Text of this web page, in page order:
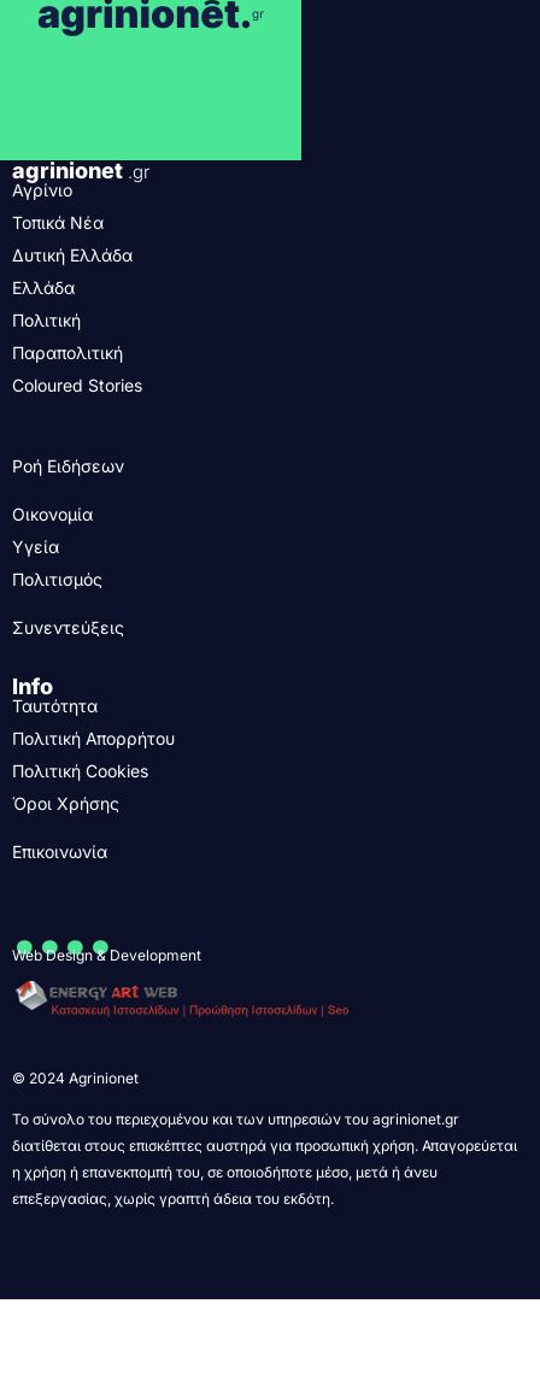
agrinionet .gr
Αγρίνιο
Τοπικά Νέα
Δυτική Ελλάδα
Ελλάδα
Πολιτική
Παραπολιτική
Coloured Stories
Ροή Ειδήσεων
Οικονομία
Υγεία
Πολιτισμός
Συνεντεύξεις
Info
Ταυτότητα
Πολιτική Απορρήτου
Πολιτική Cookies
Όροι Χρήσης
Επικοινωνία
....
Web Design & Development
© 2024 Agrinionet
Το σύνολο του περιεχομένου και των υπηρεσιών του agrinionet.gr
διατίθεται στους επισκέπτες αυστηρά για προσωπική χρήση. Απαγορεύεται
η χρήση ή επανεκπομπή του, σε οποιοδήποτε μέσο, μετά ή άνευ
επεξεργασίας, χωρίς γραπτή άδεια του εκδότη.